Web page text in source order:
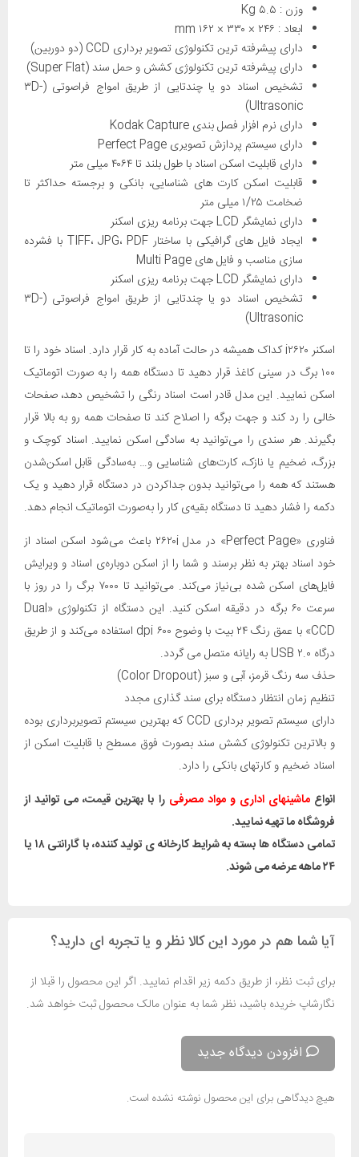
وزن : ۵.۵ Kg
ابعاد : ۲۴۶ × ۳۳۰ × ۱۶۲ mm
دارای پیشرفته ترین تکنولوژی تصویر برداری CCD (دو دوربین)
دارای پیشرفته ترین تکنولوژی کشش و حمل سند (Super Flat)
تشخیص اسناد دو یا چندتایی از طریق امواج فراصوتی (۳D-
Ultrasonic)
دارای نرم افزار فصل بندی Kodak Capture
دارای سیستم پردازش تصویری Perfect Page
دارای قابلیت اسکن اسناد با طول بلند تا ۴۰۶۴ میلی متر
قابلیت اسکن کارت های شناسایی، بانکی و برجسته حداکثر تا
ضخامت ۱/۲۵ میلی متر
دارای نمایشگر LCD جهت برنامه ریزی اسکنر
ایجاد فایل های گرافیکی با ساختار TIFF، JPG، PDF با فشرده
سازی مناسب و فایل های Multi Page
دارای نمایشگر LCD جهت برنامه ریزی اسکنر
تشخیص اسناد دو یا چندتایی از طریق امواج فراصوتی (۳D-
Ultrasonic)
اسکنر i۲۶۲۰ کداک همیشه در حالت آماده به کار قرار دارد. اسناد خود را تا
۱۰۰ برگ در سینی کاغذ قرار دهید تا دستگاه همه را به صورت اتوماتیک
اسکن نمایید. این مدل قادر است اسناد رنگی را تشخیص دهد، صفحات
خالی را رد کند و جهت برگه را اصلاح کند تا صفحات همه رو به بالا قرار
بگیرند. هر سندی را می‌توانید به سادگی اسکن نمایید. اسناد کوچک و
بزرگ، ضخیم یا نازک، کارت‌های شناسایی و… به‌سادگی قابل اسکن‌شدن
هستند که همه را می‌توانید بدون جداکردن در دستگاه قرار دهید و یک
دکمه را فشار دهید تا دستگاه بقیه‌ی کار را به‌صورت اتوماتیک انجام دهد.
فناوری «Perfect Page» در مدل ۲۶۲۰i باعث می‌شود اسکن اسناد از
خود اسناد بهتر به نظر برسند و شما را از اسکن دوباره‌ی اسناد و ویرایش
فایل‌های اسکن شده بی‌نیاز می‌کند. می‌توانید تا ۷۰۰۰ برگ را در روز با
سرعت ۶۰ برگه در دقیقه اسکن کنید. این دستگاه از تکنولوژی «Dual
CCD» با عمق رنگ ۲۴ بیت با وضوح ۶۰۰ dpi استفاده می‌کند و از طریق
درگاه USB ۲.۰ به رایانه متصل می گردد.
حذف سه رنگ قرمز، آبی و سبز (Color Dropout)
تنظیم زمان انتظار دستگاه برای سند گذاری مجدد
دارای سیستم تصویر برداری CCD که بهترین سیستم تصویربرداری بوده
و بالاترین تکنولوژی کشش سند بصورت فوق مسطح با قابلیت اسکن از
اسناد ضخیم و کارتهای بانکی را دارد.
انواعماشینهای اداری و مواد مصرفی را با بهترین قیمت، می توانید از
فروشگاه ما تهیه نمایید.
تمامی دستگاه ها بسته به شرایط کارخانه ی تولید کننده، با گارانتی ۱۸ یا
۲۴ ماهه عرضه می شوند.
آیا شما هم در مورد این کالا نظر و یا تجربه ای دارید؟
برای ثبت نظر، از طریق دکمه زیر اقدام نمایید. اگر این محصول را قبلا از
نگارشاپ خریده باشید، نظر شما به عنوان مالک محصول ثبت خواهد شد.
افزودن دیدگاه جدید
هیچ دیدگاهی برای این محصول نوشته نشده است.